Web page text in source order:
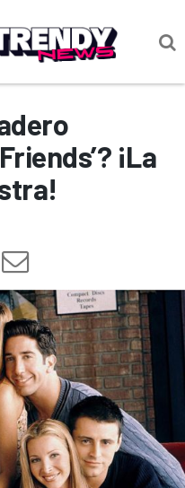
¡La